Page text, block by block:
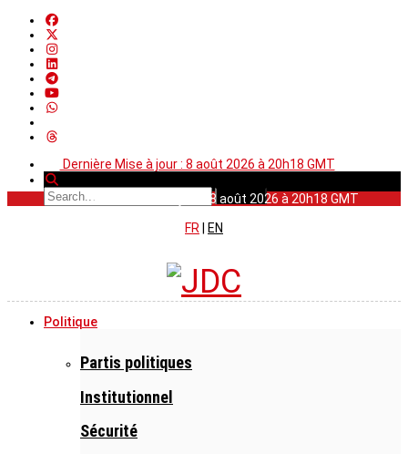
Dernière Mise à jour : 8 août 2026 à 20h18 GMT
Dernière Mise à jour : 8 août 2026 à 20h18 GMT
FR
EN
Politique
Partis politiques
Institutionnel
Sécurité